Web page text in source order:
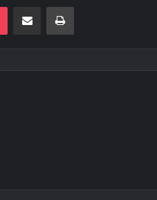
Pocket E-Posta ile paylaş Yazdır